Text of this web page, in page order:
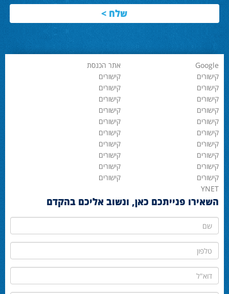
Google אתר הכנסת
YNET
קישורים קישורים
קישורים קישורים
קישורים קישורים
קישורים קישורים
קישורים קישורים
קישורים קישורים
קישורים קישורים
קישורים קישורים
קישורים קישורים
קישורים קישורים
השאירו פנייתכם כאן, ונשוב אליכם בהקדם
שם
טלפון
דוא"ל